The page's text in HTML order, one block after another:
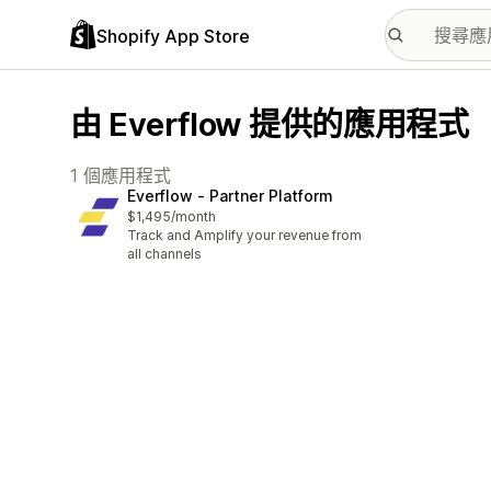
Shopify App Store
由 Everflow 提供的應用程式
1 個應用程式
Everflow ‑ Partner Platform
$1,495/month
Track and Amplify your revenue from
all channels